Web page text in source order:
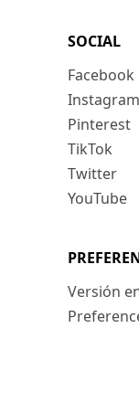
SOCIAL
Facebook
Instagram
Pinterest
TikTok
Twitter
YouTube
Versión